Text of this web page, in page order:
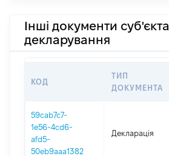
Інші документи суб'єкта
декларування
КОД
ТИП
ДОКУМЕНТА
59cab7c7-
1e56-4cd6-
afd5-
50eb9aaa1382
Декларація